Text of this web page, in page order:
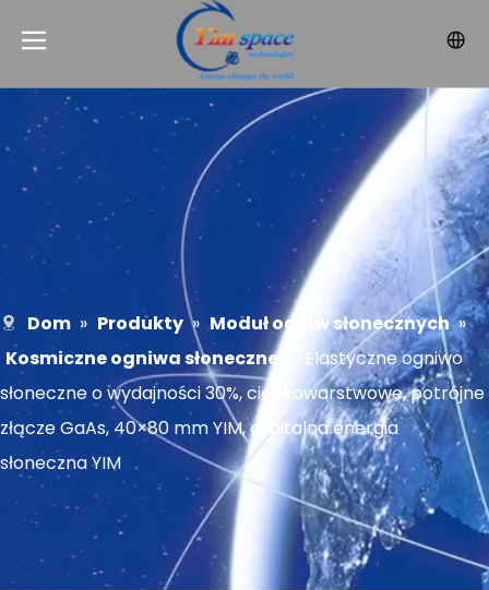
Dom » Produkty » Moduł ogniw słonecznych »
Kosmiczne ogniwa słoneczne
Elastyczne ogniwo
słoneczne o wydajności 30%, cienkowarstwowe, potrójne
złącze GaAs, 40×80 mm YIM, orbitalna energia
słoneczna YIM